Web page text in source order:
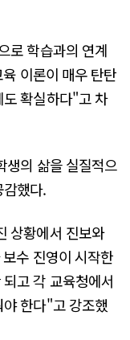
로 학습과의 연계
이론이 매우 탄탄
도 확실하다"고 차
생의 삶을 실질적으
했다.
상황에서 진보와
수 진영이 시작한
고 각 교육청에서
한다"고 강조했